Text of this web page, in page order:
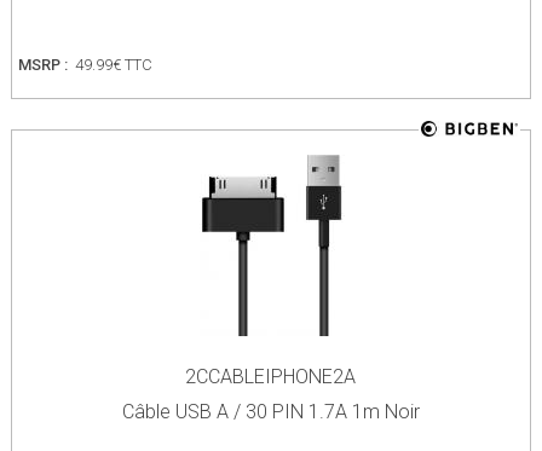
MSRP : 49.99€ TTC
2CCABLEIPHONE2A
Câble USB A / 30 PIN 1.7A 1m Noir